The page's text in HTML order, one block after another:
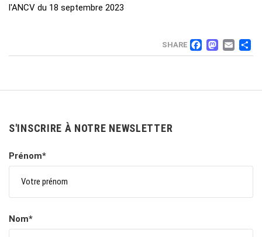
l'ANCV du 18 septembre 2023
SHARE
S'INSCRIRE À NOTRE NEWSLETTER
Prénom*
Nom*